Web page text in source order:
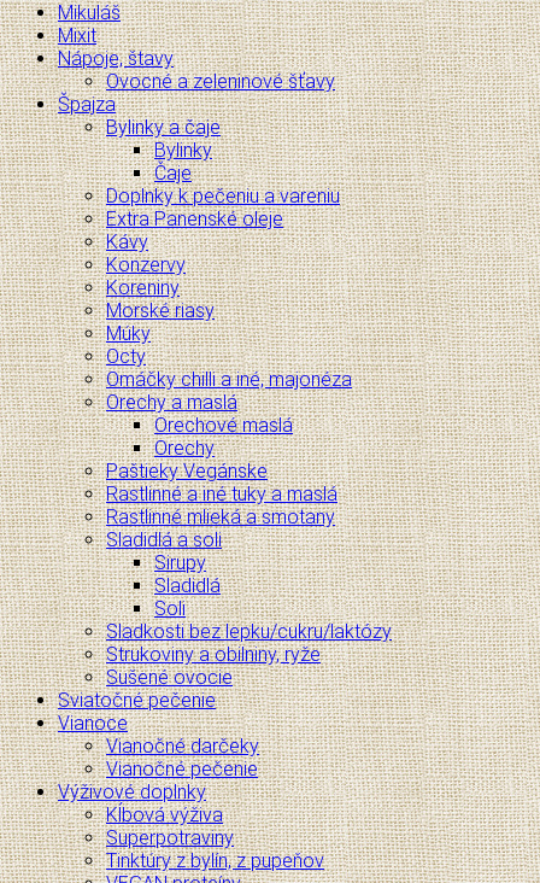
Mikuláš
Mixit
Nápoje, štavy
Ovocné a zeleninové šťavy
Špajza
Bylinky a čaje
Bylinky
Čaje
Doplnky k pečeniu a vareniu
Extra Panenské oleje
Kávy
Konzervy
Koreniny
Morské riasy
Múky
Octy
Omáčky chilli a iné, majonéza
Orechy a maslá
Orechové maslá
Orechy
Paštieky Vegánske
Rastlinné a iné tuky a maslá
Rastlinné mlieká a smotany
Sladidlá a soli
Sirupy
Sladidlá
Soli
Sladkosti bez lepku/cukru/laktózy
Strukoviny a obilniny, ryže
Sušené ovocie
Sviatočné pečenie
Vianoce
Vianočné darčeky
Vianočné pečenie
Výživové doplnky
Kĺbová výživa
Superpotraviny
Tinktúry z bylín, z pupeňov